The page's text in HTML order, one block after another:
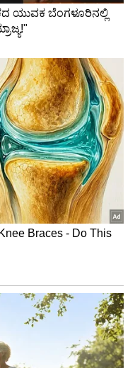
ಮನೆಗಳಲ್ಲಿ
ಹೇಗೆ?
ನಟಿಸ್ತಿಲ್ಲ!
(Maa Inti
ಸಮಂತಾ,
(Myositis) ಎಂಬ